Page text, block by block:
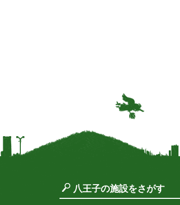
八王子の施設をさがす